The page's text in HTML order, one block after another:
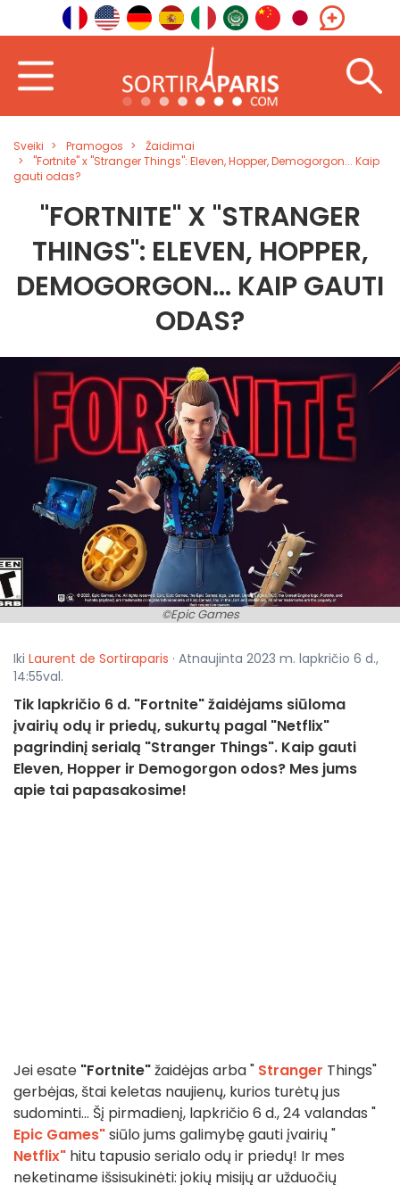
Sveiki Pramogos
Žaidimai
"Fortnite" x "Stranger Things": Eleven, Hopper, Demogorgon... Kaip
gauti odas?
"FORTNITE" X "STRANGER
THINGS": ELEVEN, HOPPER,
DEMOGORGON... KAIP GAUTI
ODAS?
©Epic Games
Iki Laurent de Sortiraparis · Atnaujinta 2023 m. lapkričio 6 d.,
14:55val.
Tik lapkričio 6 d. "Fortnite" žaidėjams siūloma
įvairių odų ir priedų, sukurtų pagal "Netflix"
pagrindinį serialą "Stranger Things". Kaip gauti
Eleven, Hopper ir Demogorgon odos? Mes jums
apie tai papasakosime!
Jei esate "Fortnite"žaidėjas arba " Stranger Things"
gerbėjas, štai keletas naujienų, kurios turėtų jus
sudominti... Šį pirmadienį, lapkričio 6 d., 24 valandas "
Epic Games"siūlo jums galimybę gauti įvairių "
Netflix" hitu tapusio serialo odų ir priedų! Ir mes
neketiname išsisukinėti: jokių misijų ar užduočių